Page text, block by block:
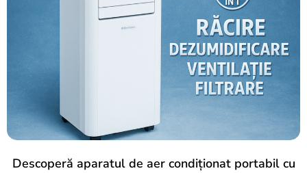
Descoperă aparatul de aer condiționat portabil cu